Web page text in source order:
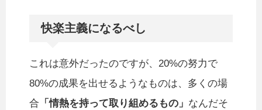
快楽主義になるべし
これは意外だったのですが、20%の努力で
80%の成果を出せるようなものは、多くの場
合 「情熱を持って取り組めるもの」 なんだそ